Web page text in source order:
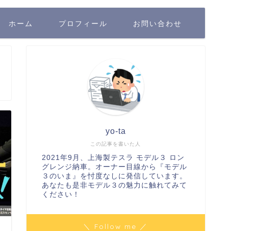
ホーム プロフィール お問い合わせ
この記事を書いた人
yo-ta
2021年9月、上海製テスラ モデル３ ロン
グレンジ納車。オーナー目線から『モデル
３のいま』を忖度なしに発信しています。
あなたも是非モデル３の魅力に触れてみて
ください！
＼ Follow me ／